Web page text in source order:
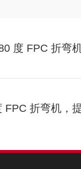
度 FPC 折弯
FPC 折弯机，